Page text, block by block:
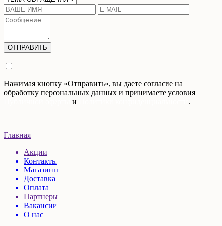
Нажимая кнопку «Отправить», вы даете согласие на
обработку персональных данных и принимаете условия
и .
Главная
Акции
Контакты
Магазины
Доставка
Оплата
Партнеры
Вакансии
О нас